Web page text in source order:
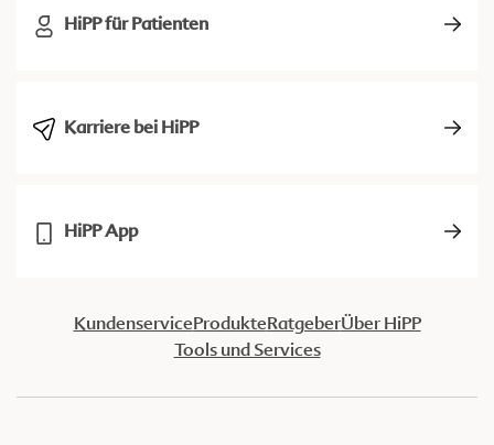
HiPP für Patienten
Karriere bei HiPP
HiPP App
KundenserviceProdukteRatgeberÜber HiPP
Tools und Services